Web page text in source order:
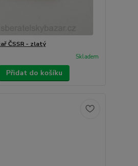
ČSSR - zlatý
Skladem
Přidat do košíku